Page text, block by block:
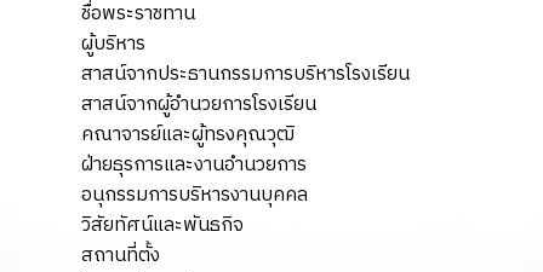
ชื่อพระราชทาน
ผู้บริหาร
สาสน์จากประธานกรรมการบริหารโรงเรียน
สาสน์จากผู้อำนวยการโรงเรียน
คณาจารย์และผู้ทรงคุณวุฒิ
ฝ่ายธุรการและงานอำนวยการ
อนุกรรมการบริหารงานบุคคล
วิสัยทัศน์และพันธกิจ
สถานที่ตั้ง